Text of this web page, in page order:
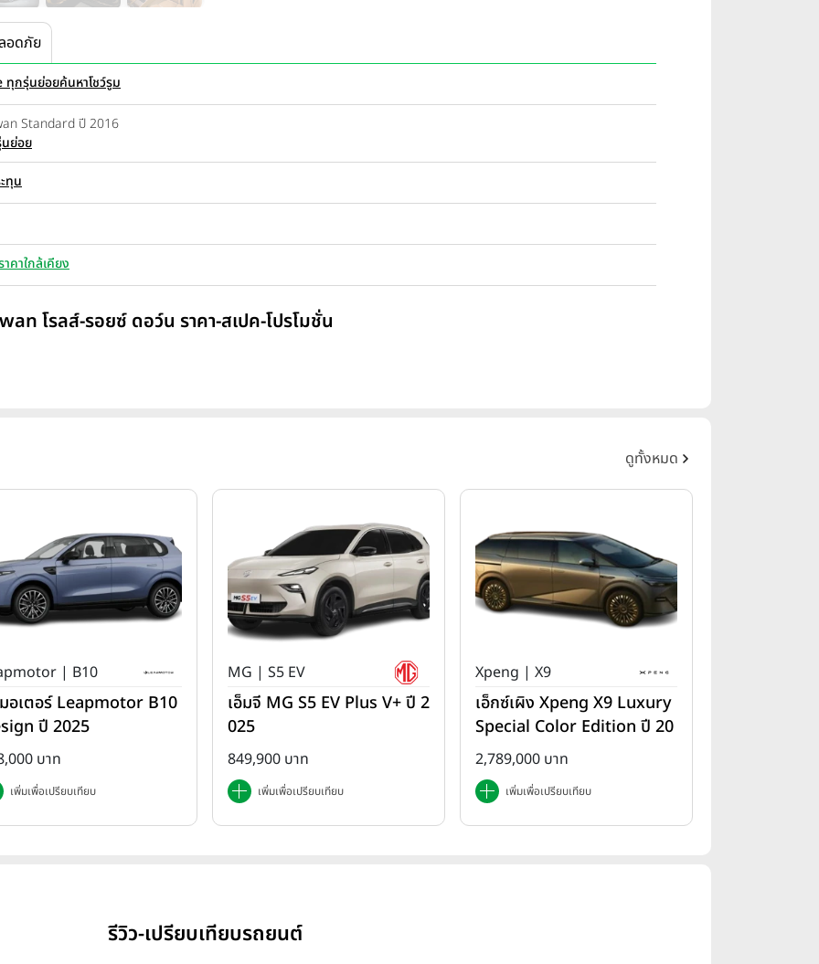
อดภัย
ทุกรุ่นย่อยค้นหาโชว์รูม
Standard ปี 2016
ย่อย
ทุน
คาใกล้เคียง
โรลส์-รอยซ์ ดอว์น ราคา-สเปค-โปรโมชั่น
ดูทั้งหมด
| B10
อเตอร์ Leapmotor B10
ปี 2025
บาท
เพิ่มเพื่อเปรียบเทียบ
MG | S5 EV
เอ็มจี MG S5 EV Plus V+ ปี 2
025
849,900 บาท
เพิ่มเพื่อเปรียบเทียบ
Xpeng | X9
เอ็กซ์เผิง Xpeng X9 Luxury
Special Color Edition ปี 20
25
2,789,000 บาท
เพิ่มเพื่อเปรียบเทียบ
รีวิว-เปรียบเทียบรถยนต์